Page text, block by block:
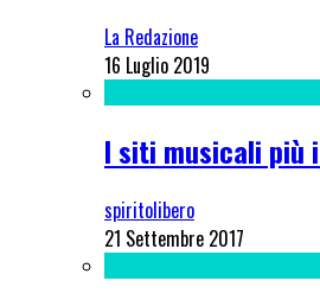
La Redazione
16 Luglio 2019
I siti musicali più
spiritolibero
21 Settembre 2017